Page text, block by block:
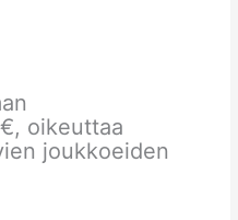
oikeuttaa
joukkoeiden